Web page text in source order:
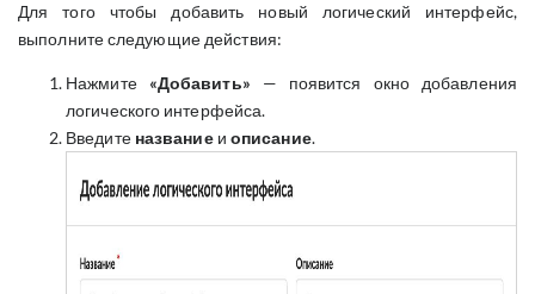
Для того чтобы добавить новый логический интерфейс,
выполните следующие действия:
Нажмите «Добавить» — появится окно добавления
логического интерфейса.
Введите названиеи описание.